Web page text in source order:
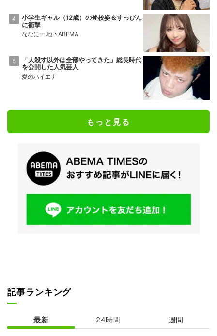
小学生ギャル（12歳）の登校姿＆すっぴん
に衝撃
ななにー 地下ABEMA
「人殺す以外は全部やってきた」総長時代
を公開した人気芸人
愛のハイエナ
もっと見る
記事ランキング
最新 24時間 週間